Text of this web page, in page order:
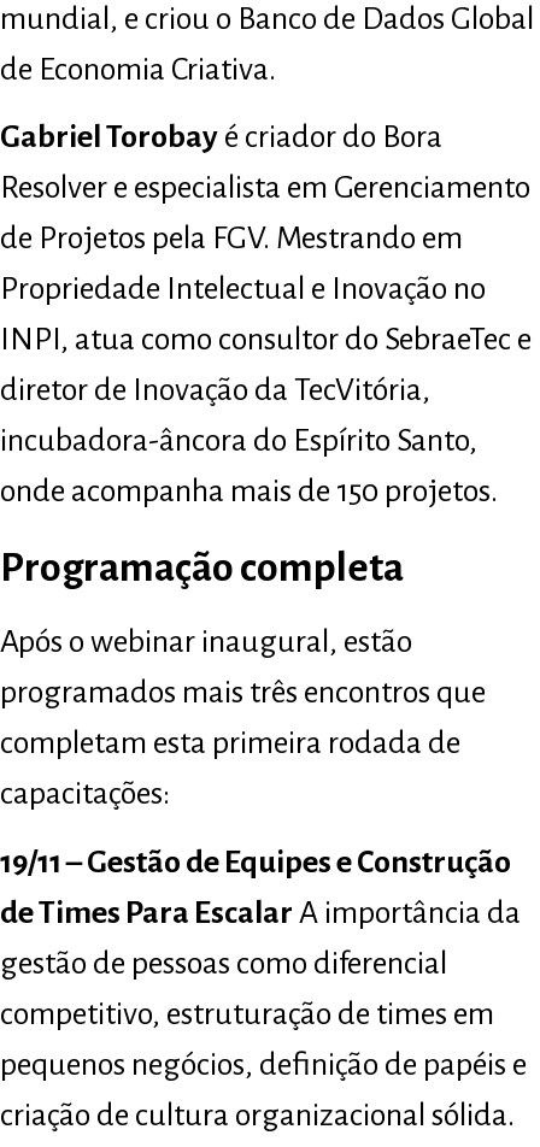
mundial, e criou o Banco de Dados Global
de Economia Criativa.
Gabriel Torobay é criador do Bora
Resolver e especialista em Gerenciamento
de Projetos pela FGV. Mestrando em
Propriedade Intelectual e Inovação no
INPI, atua como consultor do SebraeTec e
diretor de Inovação da TecVitória,
incubadora-âncora do Espírito Santo,
onde acompanha mais de 150 projetos.
Programação completa
Após o webinar inaugural, estão
programados mais três encontros que
completam esta primeira rodada de
capacitações:
19/11 – Gestão de Equipes e Construção
de Times Para Escalar A importância da
gestão de pessoas como diferencial
competitivo, estruturação de times em
pequenos negócios, definição de papéis e
criação de cultura organizacional sólida.